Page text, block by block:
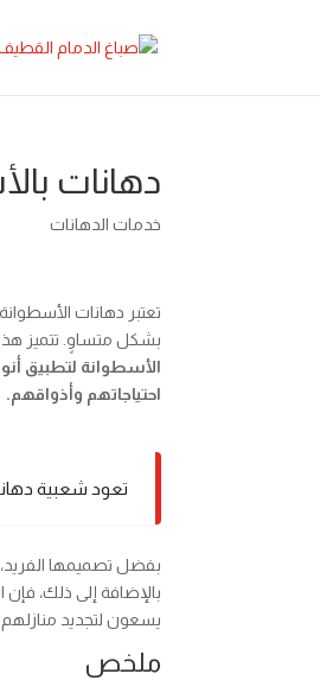
دهانات
خدمات الدهانات
تعتبر دهانات
بشكل متساوٍ. تتميز هذه
الأسطوانة لتطبيق
احتياجاتهم وأذواقهم.
تعود شعبية
بفضل تصميمها
بالإضافة إلى ذلك،
يسعون لتجديد
ملخص